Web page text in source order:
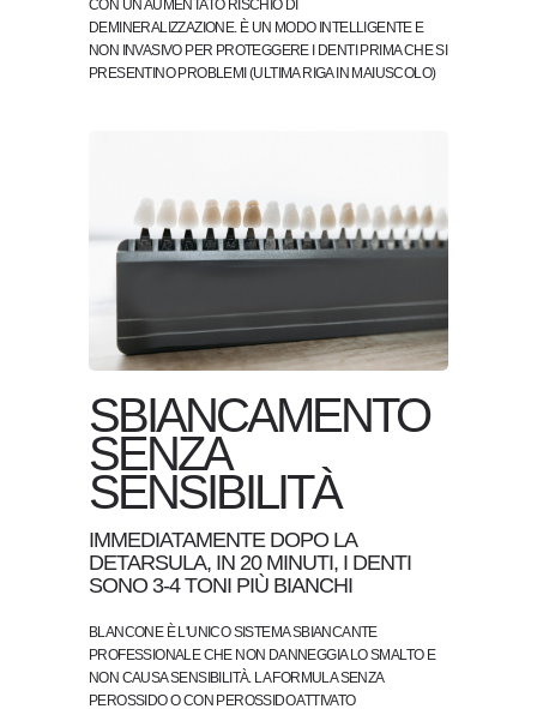
SBIANCAMENTO
SENZA
SENSIBILITÀ
IMMEDIATAMENTE DOPO LA
DETARSULA, IN 20 MINUTI, I DENTI
SONO 3-4 TONI PIÙ BIANCHI
BLANCONE È L'UNICO SISTEMA SBIANCANTE
PROFESSIONALE CHE NON DANNEGGIA LO SMALTO E
NON CAUSA SENSIBILITÀ. LA FORMULA SENZA
PEROSSIDO O CON PEROSSIDO ATTIVATO
CON UN AUMENTATO RISCHIO DI
DEMINERALIZZAZIONE. È UN MODO INTELLIGENTE E
NON INVASIVO PER PROTEGGERE I DENTI PRIMA CHE SI
PRESENTINO PROBLEMI (ULTIMA RIGA IN MAIUSCOLO)